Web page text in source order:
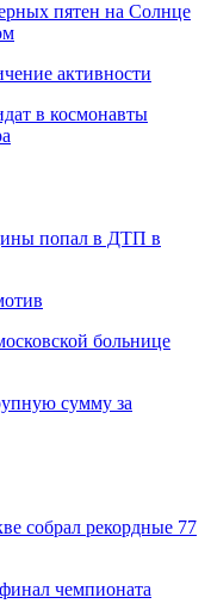
пятен на Солнце
активности
в космонавты
попал в ДТП в
больнице
сумму за
собрал рекордные 77
чемпионата